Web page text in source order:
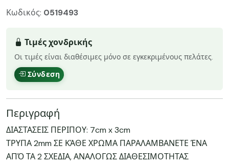
Κωδικός: 0519493
Τιμές χονδρικής
Οι τιμές είναι διαθέσιμες μόνο σε εγκεκριμένους πελάτες.
Σύνδεση
Περιγραφή
ΔΙΑΣΤΑΣΕΙΣ ΠΕΡΙΠΟΥ: 7cm x 3cm
ΤΡΥΠΑ 2mm ΣΕ ΚΆΘΕ ΧΡΩΜΑ ΠΑΡΑΛΑΜΒΑΝΕΤΕ ΈΝΑ
ΑΠΌ ΤΑ 2 ΣΧΕΔΙΑ, ΑΝΑΛΟΓΩΣ ΔΙΑΘΕΣΙΜΟΤΗΤΑΣ